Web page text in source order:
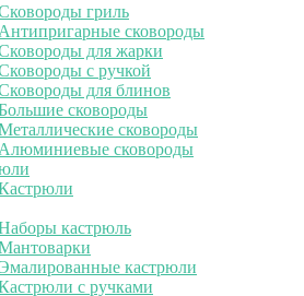
гриль
Антипригарные сковороды
для жарки
с ручкой
для блинов
сковороды
сковороды
Алюминиевые сковороды
кастрюль
Эмалированные кастрюли
с ручками